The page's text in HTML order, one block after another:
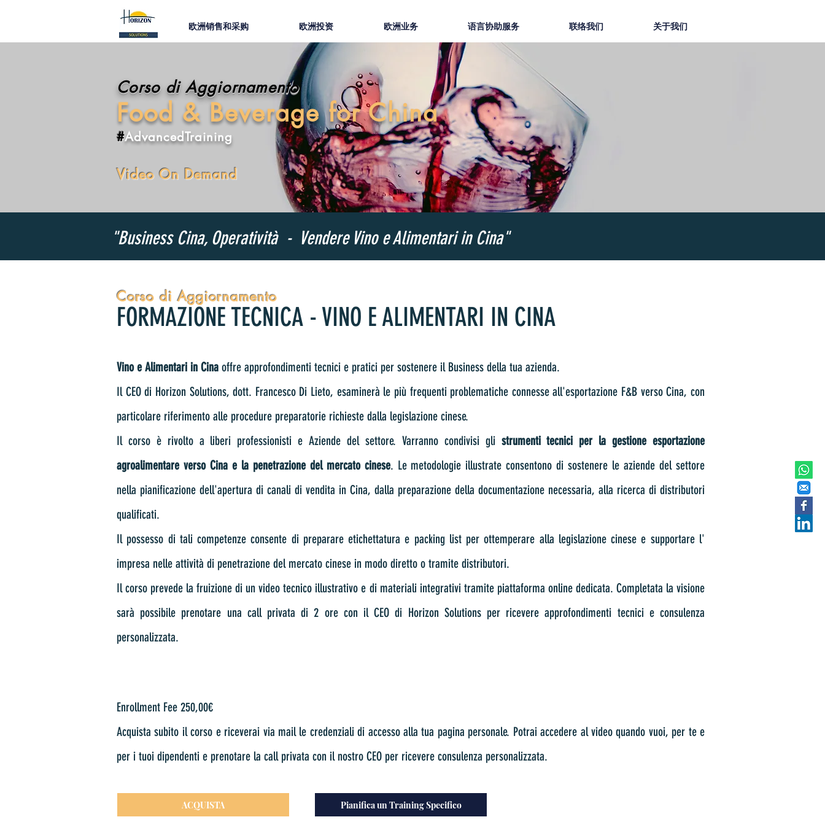
欧洲销售和采购 欧洲投资 欧洲业务 语言协助服务 联络我们 关于我们
Corso di Aggiornamento
Food & Beverage for China
#AdvancedTraining
Video On Demand
"Business Cina, Operatività - Vendere Vino e Alimentari in Cina"
Corso di Aggiornamento
FORMAZIONE TECNICA - VINO E ALIMENTARI IN CINA
Vino e Alimentari in Cina offre approfondimenti tecnici e pratici per sostenere il Business della tua azienda.
Il CEO di Horizon Solutions, dott. Francesco Di Lieto, esaminerà le più frequenti problematiche connesse all'esportazione F&B verso Cina, con
particolare riferimento alle procedure preparatorie richieste dalla legislazione cinese.
Il corso è rivolto a liberi professionisti e Aziende del settore. Varranno condivisi gli strumenti tecnici per la gestione esportazione
agroalimentare verso Cina e la penetrazione del mercato cinese. Le metodologie illustrate consentono di sostenere le aziende del settore
nella pianificazione dell'apertura di canali di vendita in Cina, dalla preparazione della documentazione necessaria, alla ricerca di distributori
qualificati.
Il possesso di tali competenze consente di preparare etichettatura e packing list per ottemperare alla legislazione cinese e supportare l'
impresa nelle attività di penetrazione del mercato cinese in modo diretto o tramite distributori.
Il corso prevede la fruizione di un video tecnico illustrativo e di materiali integrativi tramite piattaforma online dedicata. Completata la visione
sarà possibile prenotare una call privata di 2 ore con il CEO di Horizon Solutions per ricevere approfondimenti tecnici e consulenza
personalizzata.
Enrollment Fee 250,00€
Acquista subito il corso e riceverai via mail le credenziali di accesso alla tua pagina personale. Potrai accedere al video quando vuoi, per te e
per i tuoi dipendenti e prenotare la call privata con il nostro CEO per ricevere consulenza personalizzata.
ACQUISTA Pianifica un Training Specifico